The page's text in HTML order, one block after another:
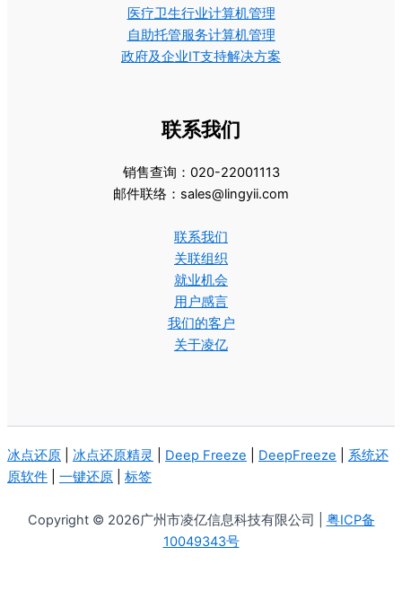
医疗卫生行业计算机管理
自助托管服务计算机管理
政府及企业IT支持解决方案
联系我们
销售查询：020-22001113
邮件联络：sales@lingyii.com
联系我们
关联组织
就业机会
用户感言
我们的客户
关于凌亿
冰点还原 冰点还原精灵 Deep Freeze DeepFreeze
系统还
原软件
一键还原 标签
Copyright © 2026广州市凌亿信息科技有限公司 | 粤ICP备
10049343号